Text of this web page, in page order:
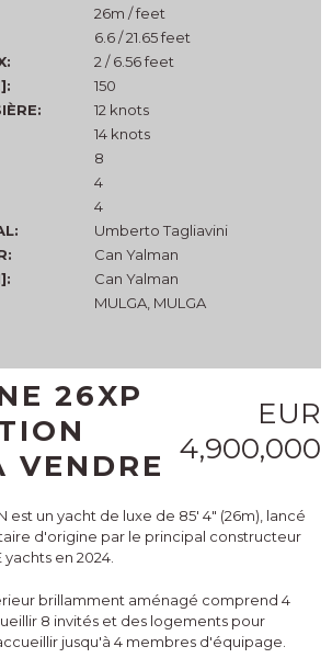
26m / feet
6.6 / 21.65 feet
2 / 6.56 feet
150
12 knots
14 knots
8
4
4
Umberto Tagliavini
Can Yalman
Can Yalman
MULGA, MULGA
26XP
VENDRE
EUR
4,900,000
est un yacht de luxe de 85' 4" (26m), lancé
d'origine par le principal constructeur
yachts en 2024.
brillamment aménagé comprend 4
8 invités et des logements pour
jusqu'à 4 membres d'équipage.